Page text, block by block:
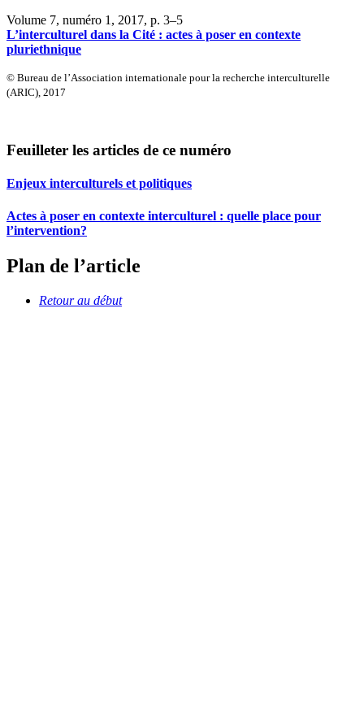
Volume 7, numéro 1, 2017, p. 3–5
L’interculturel dans la Cité : actes à poser en contexte
pluriethnique
© Bureau de l’Association internationale pour la recherche interculturelle
(ARIC), 2017
Feuilleter les articles de ce numéro
Enjeux interculturels et politiques
Actes à poser en contexte interculturel : quelle place pour
l’intervention?
Plan de l’article
Retour au début